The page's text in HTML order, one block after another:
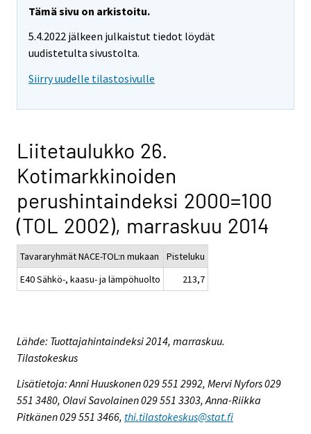
Tämä sivu on arkistoitu.
5.4.2022 jälkeen julkaistut tiedot löydät
uudistetulta sivustolta.
Siirry uudelle tilastosivulle
Liitetaulukko 26.
Kotimarkkinoiden
perushintaindeksi 2000=100
(TOL 2002), marraskuu 2014
Tavararyhmät NACE-TOL:n mukaan
Pisteluku
E40 Sähkö-, kaasu- ja lämpöhuolto
213,7
Lähde: Tuottajahintaindeksi 2014, marraskuu.
Tilastokeskus
Lisätietoja: Anni Huuskonen 029 551 2992, Mervi Nyfors 029
551 3480, Olavi Savolainen 029 551 3303, Anna-Riikka
Pitkänen 029 551 3466, thi.tilastokeskus@stat.fi